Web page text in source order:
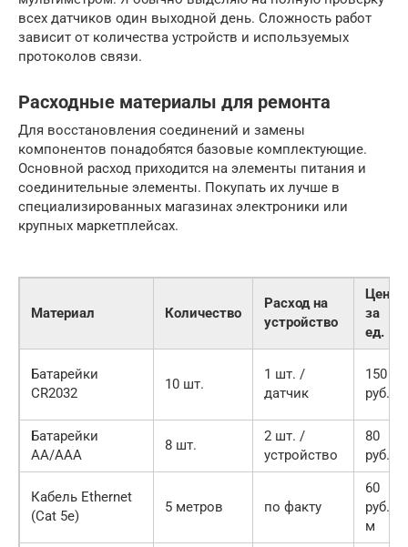
всех датчиков один выходной день. Сложность работ
зависит от количества устройств и используемых
протоколов связи.
Расходные материалы для ремонта
Для восстановления соединений и замены
компонентов понадобятся базовые комплектующие.
Основной расход приходится на элементы питания и
соединительные элементы. Покупать их лучше в
специализированных магазинах электроники или
крупных маркетплейсах.
Материал Количество
Расход на
устройство
Цена
за
ед.
Батарейки
CR2032
10 шт.
1 шт. /
датчик
150
руб.
Батарейки
AA/AAA
8 шт.
2 шт. /
устройство
80
руб.
Кабель Ethernet
(Cat 5e)
5 метров по факту
60
руб./
м